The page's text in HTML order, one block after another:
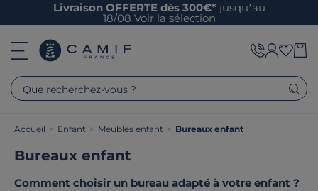
Livraison OFFERTE dès 300€* jusqu’au
18/08 Voir la sélection
Que recherchez-vous ?
Accueil > Enfant > Meubles enfant > Bureaux enfant
Bureaux enfant
Comment choisir un bureau adapté à votre enfant ?